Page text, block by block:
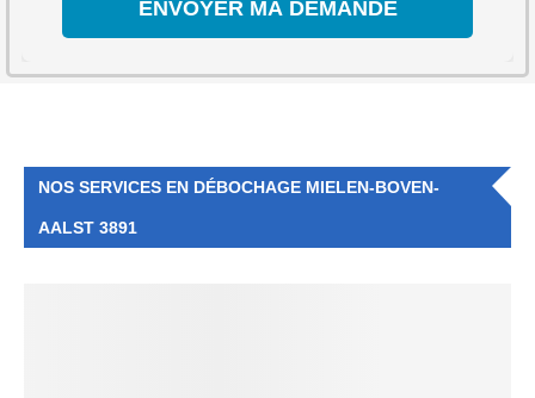
NOS SERVICES EN DÉBOCHAGE MIELEN-BOVEN-
AALST 3891